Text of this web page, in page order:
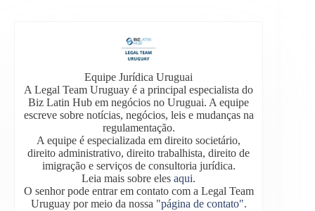
Equipe Jurídica Uruguai
A Legal Team Uruguay é a principal especialista do
Biz Latin Hub em negócios no Uruguai. A equipe
escreve sobre notícias, negócios, leis e mudanças na
regulamentação.
A equipe é especializada em direito societário,
direito administrativo, direito trabalhista, direito de
imigração e serviços de consultoria jurídica.
Leia mais sobre elesaqui.
O senhor pode entrar em contato com a Legal Team
Uruguay por meio da nossa "página de contato".